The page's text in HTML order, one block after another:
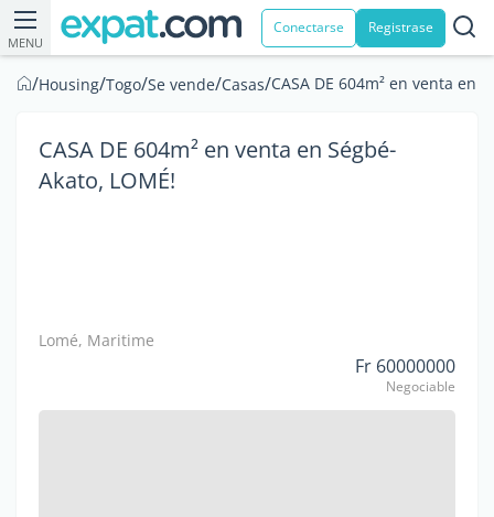
MENU
Conectarse Registrase
/Housing/Togo/Se vende/Casas/CASA DE 604m² en venta en
CASA DE 604m² en venta en Ségbé-
Akato, LOMÉ!
Lomé, Maritime
Fr 60000000
Negociable